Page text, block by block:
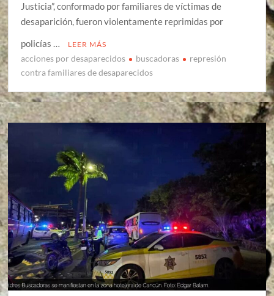
Justicia”, conformado por familiares de víctimas de
desaparición, fueron violentamente reprimidas por
policías …
LEER MÁS
acciones por desaparecidos buscadoras
represión
contra familiares de desaparecidos